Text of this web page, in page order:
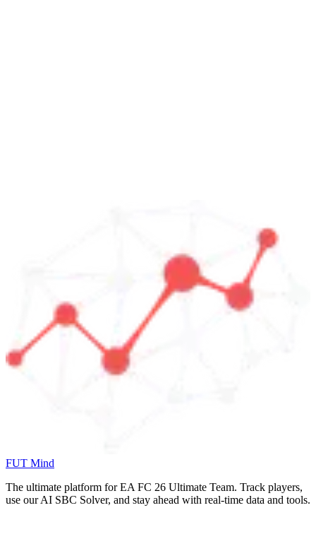
FUT Mind
The ultimate platform for EA FC 26 Ultimate Team. Track players,
use our AI SBC Solver, and stay ahead with real-time data and tools.